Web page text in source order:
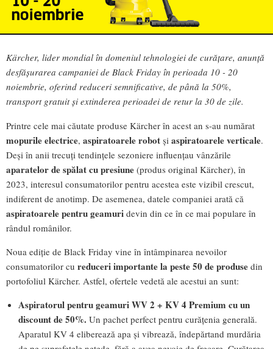
Kärcher, lider mondial în domeniul tehnologiei de curățare, anunță
desfășurarea campaniei de Black Friday în perioada 10 - 20
noiembrie, oferind reduceri semnificative, de până la 50%,
transport gratuit și extinderea perioadei de retur la 30 de zile.
Printre cele mai căutate produse Kärcher în acest an s-au numărat
mopurile electrice, aspiratoarele robot și aspiratoarele verticale.
Deși în anii trecuți tendințele sezoniere influențau vânzările
aparatelor de spălat cu presiune (produs original Kärcher), în
2023, interesul consumatorilor pentru acestea este vizibil crescut,
indiferent de anotimp. De asemenea, datele companiei arată că
aspiratoarele pentru geamuri devin din ce în ce mai populare în
rândul românilor.
Noua ediție de Black Friday vine în întâmpinarea nevoilor
consumatorilor cu reduceri importante la peste 50 de produse din
portofoliul Kärcher. Astfel, ofertele vedetă ale acestui an sunt:
Aspiratorul pentru geamuri WV 2 + KV 4 Premium cu un
discount de 50%. Un pachet perfect pentru curățenia generală.
Aparatul KV 4 eliberează apa și vibrează, îndepărtand murdăria